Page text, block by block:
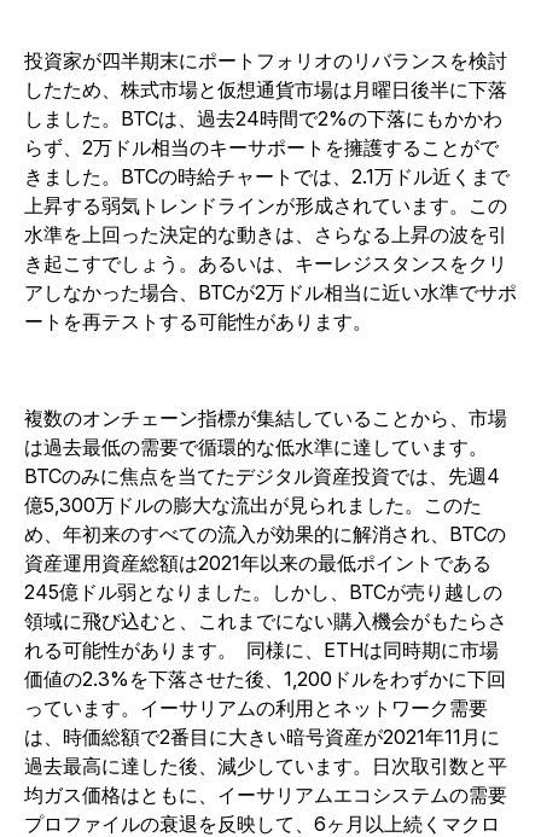
投資家が四半期末にポートフォリオのリバランスを検討
したため、株式市場と仮想通貨市場は月曜日後半に下落
しました。BTCは、過去24時間で2%の下落にもかかわ
らず、2万ドル相当のキーサポートを擁護することがで
きました。BTCの時給チャートでは、2.1万ドル近くまで
上昇する弱気トレンドラインが形成されています。この
水準を上回った決定的な動きは、さらなる上昇の波を引
き起こすでしょう。あるいは、キーレジスタンスをクリ
アしなかった場合、BTCが2万ドル相当に近い水準でサポ
ートを再テストする可能性があります。
複数のオンチェーン指標が集結していることから、市場
は過去最低の需要で循環的な低水準に達しています。
BTCのみに焦点を当てたデジタル資産投資では、先週4
億5,300万ドルの膨大な流出が見られました。このた
め、年初来のすべての流入が効果的に解消され、BTCの
資産運用資産総額は2021年以来の最低ポイントである
245億ドル弱となりました。しかし、BTCが売り越しの
領域に飛び込むと、これまでにない購入機会がもたらさ
れる可能性があります。 同様に、ETHは同時期に市場
価値の2.3%を下落させた後、1,200ドルをわずかに下回
っています。イーサリアムの利用とネットワーク需要
は、時価総額で2番目に大きい暗号資産が2021年11月に
過去最高に達した後、減少しています。日次取引数と平
均ガス価格はともに、イーサリアムエコシステムの需要
プロファイルの衰退を反映して、6ヶ月以上続くマクロ